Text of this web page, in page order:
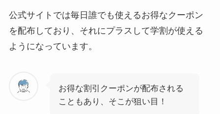
公式サイトでは毎日誰でも使えるお得なクーポン
を配布しており、それにプラスして学割が使える
ようになっています。
お得な割引クーポンが配布される
こともあり、そこが狙い目！